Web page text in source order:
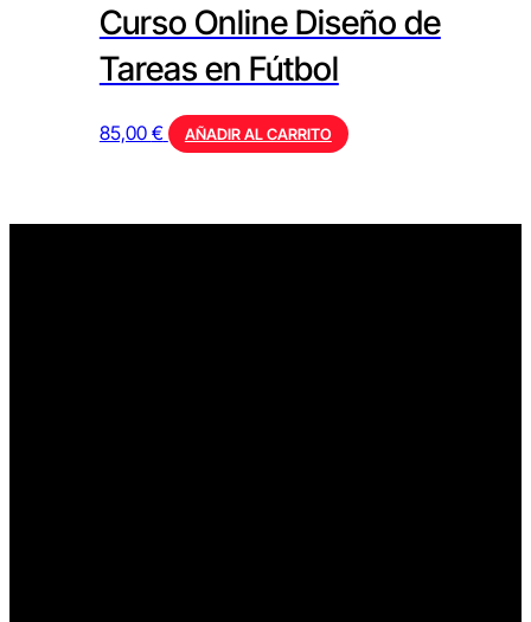
Curso Online Diseño de
Tareas en Fútbol
85,00 € AÑADIR AL CARRITO